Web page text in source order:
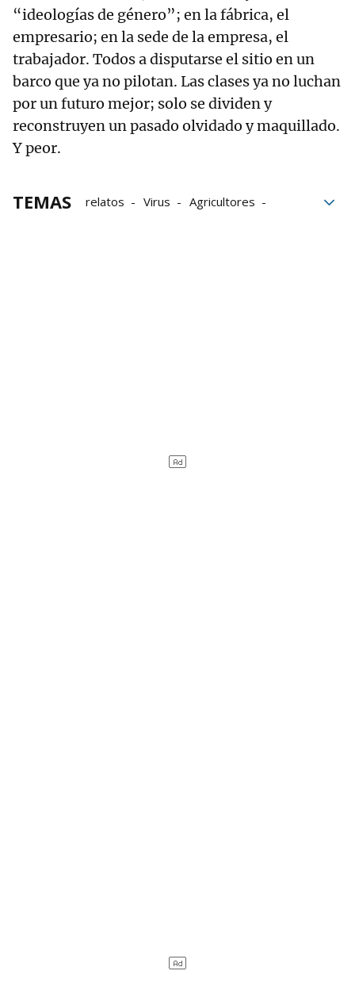
“ideologías de género”; en la fábrica, el
empresario; en la sede de la empresa, el
trabajador. Todos a disputarse el sitio en un
barco que ya no pilotan. Las clases ya no luchan
por un futuro mejor; solo se dividen y
reconstruyen un pasado olvidado y maquillado.
Y peor.
TEMAS relatos Virus
Agricultores